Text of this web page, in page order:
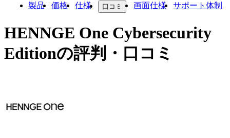
製品 価格 仕様 口コミ 画面仕様 サポート体制
HENNGE One Cybersecurity
Editionの評判・口コミ